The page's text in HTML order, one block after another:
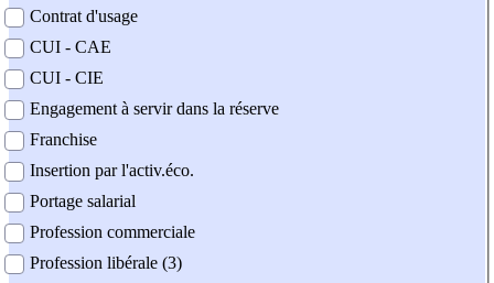
Contrat d'usage
CUI - CAE
CUI - CIE
Engagement à servir dans la réserve
Franchise
Insertion par l'activ.éco.
Portage salarial
Profession commerciale
Profession libérale (3)